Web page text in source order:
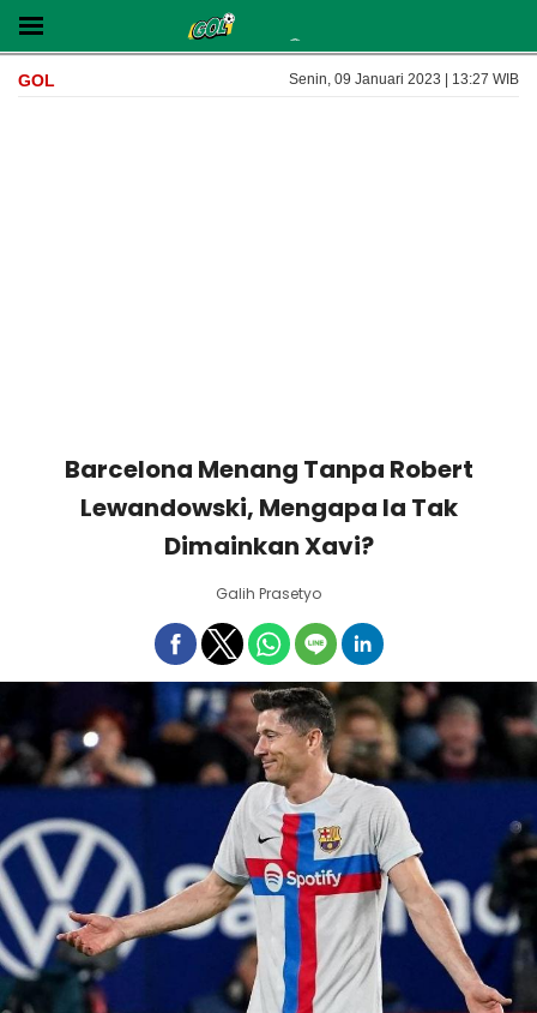
GOL Senin, 09 Januari 2023 | 13:27 WIB
Barcelona Menang Tanpa Robert
Lewandowski, Mengapa Ia Tak
Dimainkan Xavi?
Galih Prasetyo